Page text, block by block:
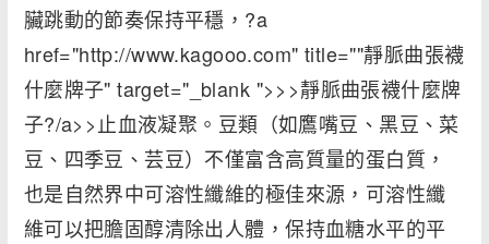
臟跳動的節奏保持平穩，?a
href="http://www.kagooo.com" title=""靜脈曲張襪
什麼牌子" target="_blank ">>>靜脈曲張襪什麼牌
子?/a>>止血液凝聚。豆類（如鷹嘴豆、黑豆、菜
豆、四季豆、芸豆）不僅富含高質量的蛋白質，
也是自然界中可溶性纖維的極佳來源，可溶性纖
維可以把膽固醇清除出人體，保持血糖水平的平